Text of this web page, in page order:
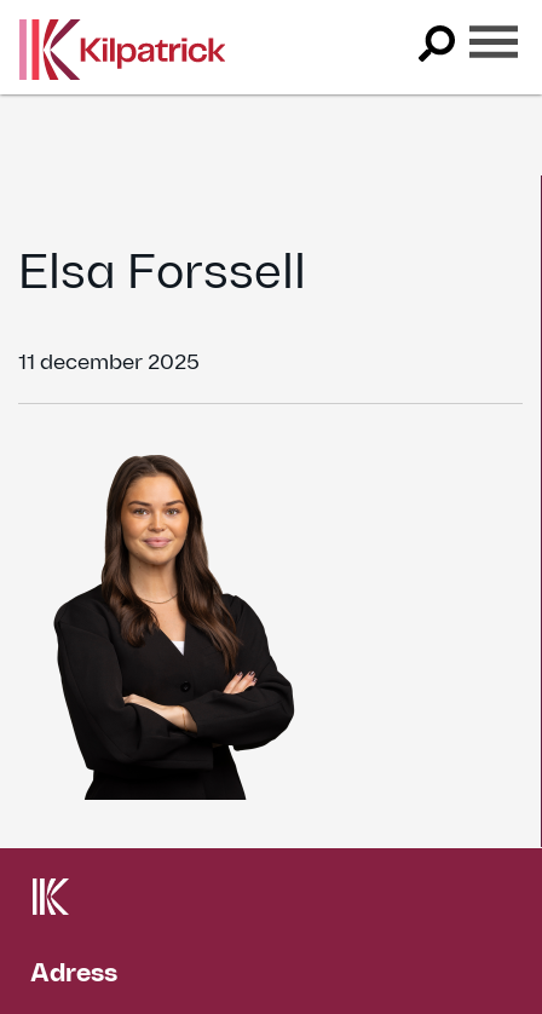
content
Elsa Forssell
11 december 2025
Adress